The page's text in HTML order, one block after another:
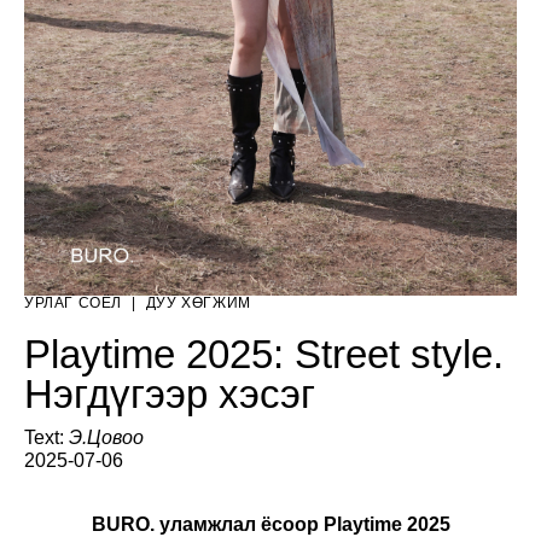
УРЛАГ СОЁЛ ДУУ ХӨГЖИМ
Playtime 2025: Street style.
Нэгдүгээр хэсэг
Text: Э.Цовоо
2025-07-06
BURO. уламжлал ёсоор Playtime 2025